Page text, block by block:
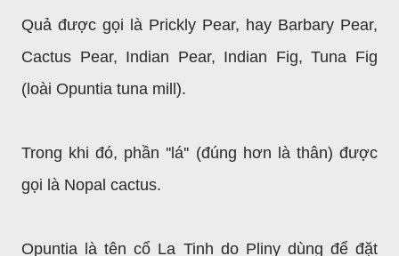
Quả được gọi là Prickly Pear, hay Barbary Pear,
Cactus Pear, Indian Pear, Indian Fig, Tuna Fig
(loài Opuntia tuna mill).
Trong khi đó, phần ''lá'' (đúng hơn là thân) được
gọi là Nopal cactus.
Opuntia là tên cổ La Tinh do Pliny dùng để đặt